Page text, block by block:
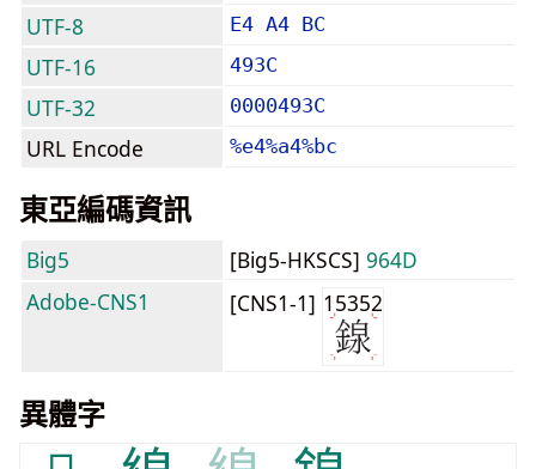
UTF-8 E4 A4 BC
UTF-16 493C
UTF-32 0000493C
URL Encode %e4%a4%bc
東亞編碼資訊
Big5 [Big5-HKSCS] 964D
Adobe-CNS1
[CNS1-1] 15352
異體字